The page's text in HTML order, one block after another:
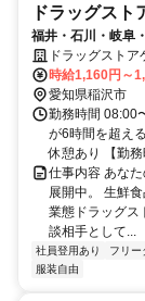
ドラッグス
福井・石川・岐阜
者の資格を活かし
ドラッグスト
時給1,160円～
愛知県稲沢市
勤務時間 08:00
が6時間を超え
休憩あり 【勤務
仕事内容 あな
展開中。 生鮮
業態ドラッグス
談相手として...
社員登用あり フリー
服装自由